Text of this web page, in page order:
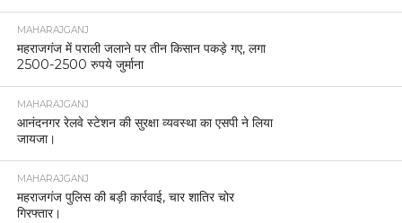
MAHARAJGANJ
महराजगंज में पराली जलाने पर तीन किसान पकड़े गए, लगा
2500-2500 रुपये जुर्माना
MAHARAJGANJ
आनंदनगर रेलवे स्टेशन की सुरक्षा व्यवस्था का एसपी ने लिया
जायजा।
MAHARAJGANJ
महराजगंज पुलिस की बड़ी कार्रवाई, चार शातिर चोर
गिरफ्तार।